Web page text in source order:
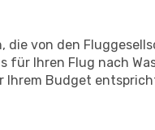
die von den
Ihren Flug nach
Ihrem Budget